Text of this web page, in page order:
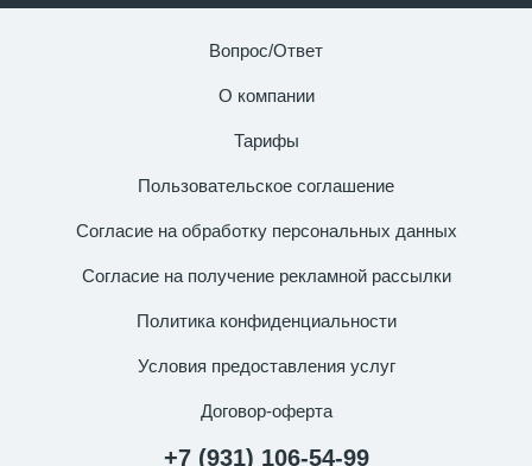
Вопрос/Ответ
О компании
Тарифы
Пользовательское соглашение
Согласие на обработку персональных данных
Согласие на получение рекламной рассылки
Политика конфиденциальности
Условия предоставления услуг
Договор-оферта
+7 (931) 106-54-99